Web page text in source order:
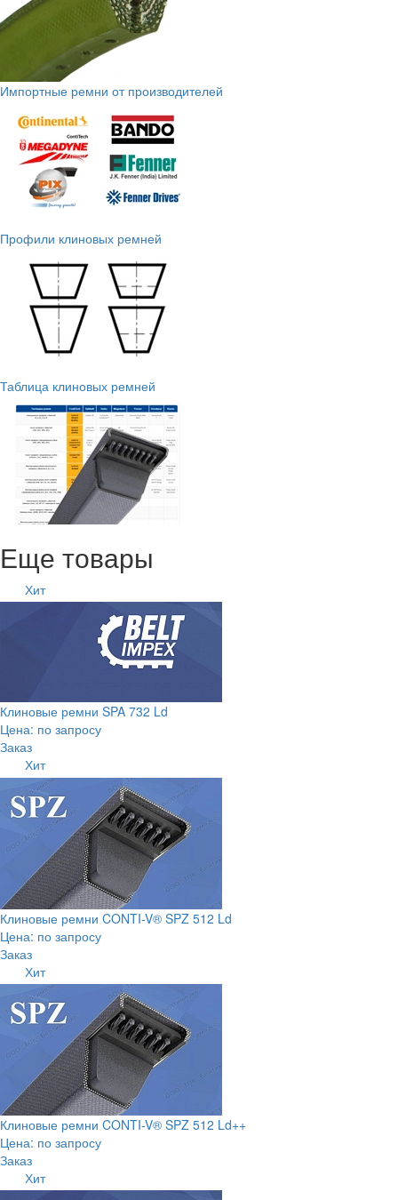
Импортные ремни от производителей
Профили клиновых ремней
Таблица клиновых ремней
Еще товары
Хит
Клиновые ремни SPA 732 Ld
Цена: по запросу
Заказ
Хит
Клиновые ремни CONTI-V® SPZ 512 Ld
Цена: по запросу
Заказ
Хит
Клиновые ремни CONTI-V® SPZ 512 Ld++
Цена: по запросу
Заказ
Хит